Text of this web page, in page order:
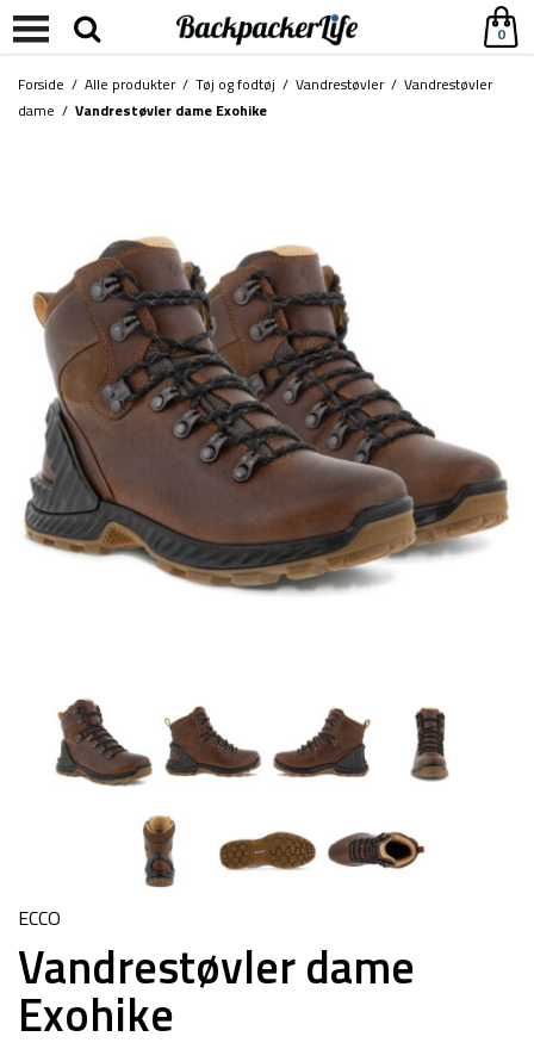
0
Forside / Alle produkter/ Tøj og fodtøj / Vandrestøvler/ Vandrestøvler
dame / Vandrestøvler dame Exohike
ECCO
Vandrestøvler dame
Exohike